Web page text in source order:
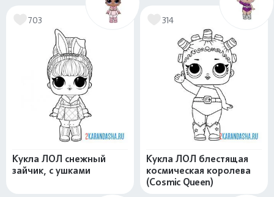
703
Кукла ЛОЛ снежный
зайчик, с ушками
314
Кукла ЛОЛ блестящая
космическая королева
(Cosmic Queen)